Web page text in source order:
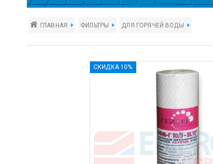
ГЛАВНАЯ ФИЛЬТРЫ ДЛЯ ГОРЯЧЕЙ ВОДЫ
СКИДКА 10%